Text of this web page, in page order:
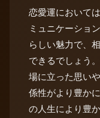
恋愛運において
ミュニケーショ
らしい魅力で、
できるでしょう
場に立った思い
係性がより豊か
の人生により豊